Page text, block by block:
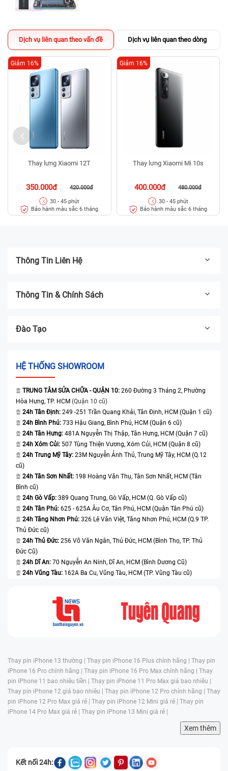
Dịch vụ liên quan theo vấn đề Dịch vụ liên quan theo dòng
Thay lưng Xiaomi 12T
350.000đ 420.000đ
Giảm 16%
30 - 45 phút
Bảo hành màu sắc 6 tháng
Thay lưng Xiaomi Mi 10s
400.000đ 480.000đ
Giảm 16%
30 - 45 phút
Bảo hành màu sắc 6 tháng
Thông Tin Liên Hệ
Thông Tin & Chính Sách
Đào Tạo
HỆ THỐNG SHOWROOM
TRUNG TÂM SỬA CHỮA - QUẬN 10: 260 Đường 3 Tháng 2, Phường
Hòa Hưng, TP. HCM (Quận 10 cũ)
24h Tân Định: 249 -251 Trần Quang Khải, Tân Định, HCM (Quận 1 cũ)
24h Bình Phú: 733 Hậu Giang, Bình Phú, HCM (Quận 6 cũ)
24h Tân Hưng: 481A Nguyễn Thị Thập, Tân Hưng, HCM (Quận 7 cũ)
24h Xóm Củi: 507 Tùng Thiện Vương, Xóm Củi, HCM (Quận 8 cũ)
24h Trung Mỹ Tây: 23M Nguyễn Ảnh Thủ, Trung Mỹ Tây, HCM (Q.12
cũ)
24h Tân Sơn Nhất: 198 Hoàng Văn Thụ, Tân Sơn Nhất, HCM (Tân
Bình cũ)
24h Gò Vấp: 389 Quang Trung, Gò Vấp, HCM (Q. Gò Vấp cũ)
24h Tân Phú: 625 - 625A Âu Cơ, Tân Phú, HCM (Quận Tân Phú cũ)
24h Tăng Nhơn Phú: 326 Lê Văn Việt, Tăng Nhơn Phú, HCM (Q.9 TP.
Thủ Đức cũ)
24h Thủ Đức: 256 Võ Văn Ngân, Thủ Đức, HCM (Bình Thọ, TP. Thủ
Đức Cũ)
24h Dĩ An: 70 Nguyễn An Ninh, Dĩ An, HCM (Bình Dương Cũ)
24h Vũng Tàu: 162A Ba Cu, Vũng Tàu, HCM (TP. Vũng Tàu cũ)
Thay pin iPhone 13 thường | Thay pin iPhone 16 Plus chính hãng | Thay pin
iPhone 16 Pro chính hãng | Thay pin iPhone 16 Pro Max chính hãng | Thay
pin iPhone 11 bao nhiêu tiền | Thay pin iPhone 11 Pro Max giá bao nhiêu |
Thay pin iPhone 12 giá bao nhiêu | Thay pin iPhone 12 Pro chính hãng | Thay
pin iPhone 12 Pro Max giá rẻ | Thay pin iPhone 12 Mini giá rẻ | Thay pin
iPhone 14 Pro Max giá rẻ | Thay pin iPhone 13 Mini giá rẻ |
Xem thêm
Kết nối 24h: